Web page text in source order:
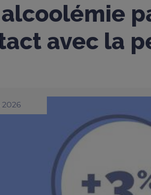
avec la
2026